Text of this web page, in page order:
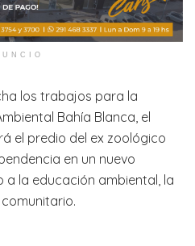
los trabajos para la
Bahía Blanca, el
el predio del ex zoológico
en un nuevo
la educación ambiental, la